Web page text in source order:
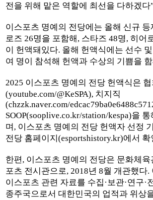
전을 위해 맡은 역할에 최선을 다하겠다
이스포츠 명예의 전당에는 올해 신규
로즈 26명을 포함해, 스타즈 48명, 히어
이 헌액돼있다. 올해 헌액식에는 선수
여 명이 참석해 헌액과 수상의 기쁨을
2025 이스포츠 명예의 전당 헌액식은
(youtube.com/@KeSPA), 치지직
(chzzk.naver.com/
SOOP(sooplive.co.kr/station/kespa)을
며, 이스포츠 명예의 전당 헌액자 선정
전당 홈페이지(esportshistory.kr)에서 확
한편, 이스포츠 명예의 전당은 문화체
포츠 전시관으로, 2018년 8월 개관했다
이스포츠 관련 자료를 수집·보관·연구·
종주국으로서 대한민국의 업적과 위상